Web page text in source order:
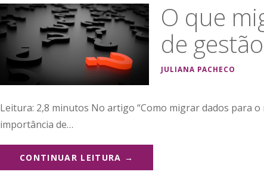
O que
de
JULIANA PACHECO
Leitura: 2,8 minutos No artigo “Como migrar dados para
importância de…
CONTINUAR LEITURA →